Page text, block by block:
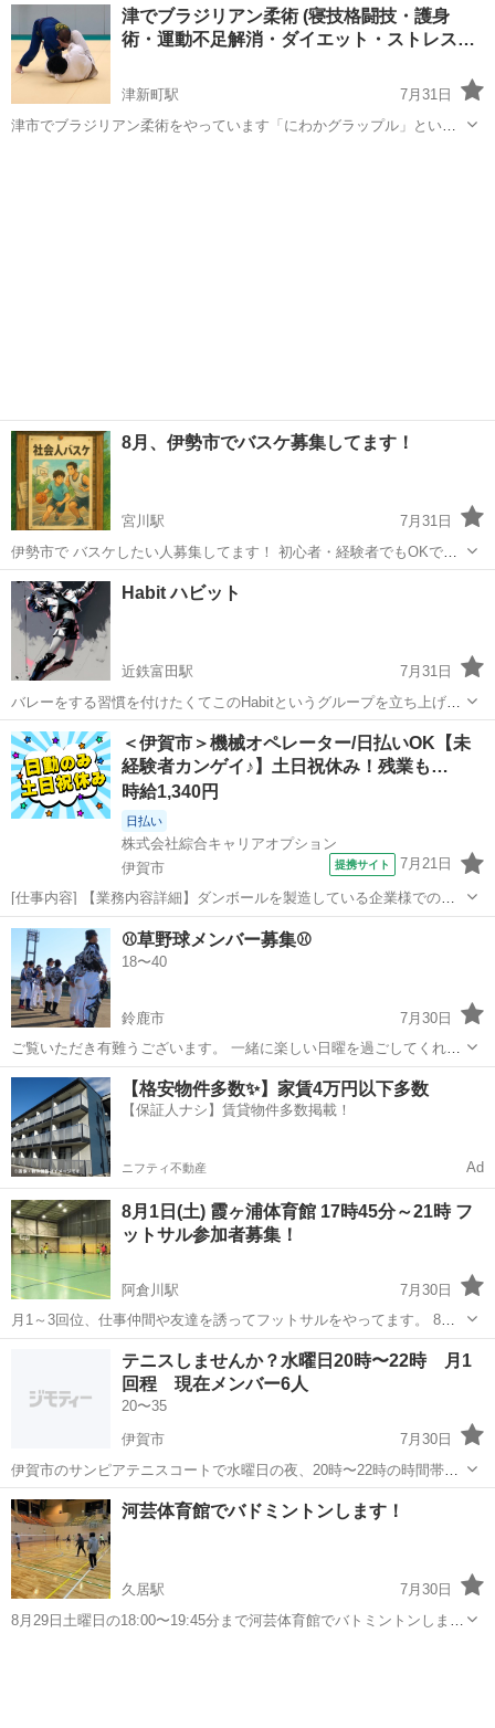
(`･ω･´)ｷﾘｯ 三重県伊賀市の 「タヌバス」で...
三重 伊賀市 バスケットボール バスケ
津でブラジリアン柔術 (寝技格闘技・護身
術・運動不足解消・ダイエット・ストレス…
津新町駅
7月31日
津市でブラジリアン柔術をやっています「にわかグラップル」という
8月、伊勢市でバスケ募集してます！
宮川駅
7月31日
伊勢市で バスケしたい人募集してます！ 初心者・経験者でもOKで
す。 最低限のマナーは守って下さい！ ガチガチではないので身体を動
かす目的でも大丈夫です！ 8月の日程ですが、 小俣総合体育館にて 3
日(月) 10日(月...
三重 伊勢市 バスケットボール
Habit ハビット
近鉄富田駅
7月31日
バレーをする習慣を付けたくてこのHabitというグループを立ち上げま
した。 自分自身バレーの経験は高校3年間のみなのでレベル的には初
心者〜経験年数3年程の経験者で集まってやりたいと思っています。
参加する際は経験の有無(有の...
三重 四日市市 近鉄富田駅 バレーボール
＜伊賀市＞機械オペレーター/日払いOK【未
経験者カンゲイ♪】土日祝休み！残業も…
時給1,340円
日払い
株式会社綜合キャリアオプション
伊賀市
提携サイト 7月21日
[仕事内容] 【業務内容詳細】ダンボールを製造している企業様でのお
仕事です。 下記業務をお任せいたします。 ・ダンボールの原料の機械
セットとオペレート・ダンボールシートをベルトに乗せる・印刷の版
を替える【取扱製品情報】ダンボ...
三重 伊賀市 工場
⚾️草野球メンバー募集⚾️
18〜40
鈴鹿市
7月30日
ご覧いただき有難うございます。 一緒に楽しい日曜を過ごしてくれる
選手・マネージャーさんを募集しております。 ■メンバー構成： 初心
者〜元プロ注選手まで幅広くいます！ ■活動地域： 活動地域のメイン
は鈴鹿市...
三重 鈴鹿市 野球 マネージャー
【格安物件多数✨】家賃4万円以下多数
【保証人ナシ】賃貸物件多数掲載！
ニフティ不動産 Ad
8月1日(土) 霞ヶ浦体育館 17時45分～21時 フ
ットサル参加者募集！
阿倉川駅
7月30日
月1～3回位、仕事仲間や友達を誘ってフットサルをやってます。 8月
第1回目は8月1日(土曜日)開催となります。 17時45分～21時00分、霞
ヶ浦体育館にて開催します。 体動かしたい方、日にち･時間が合えば
一緒にいかが...
阿倉川駅 フットサル 体育館
テニスしませんか？水曜日20時〜22時 月1
回程 現在メンバー6人
20〜35
伊賀市
7月30日
伊賀市のサンピアテニスコートで水曜日の夜、20時〜22時の時間帯
で、月1回程度、テニスをしています。 メンバーが固定化しており、
いろんな方とテニスをしたいので、ジモティーで募集させていただき
ます。 性別は問いません。現在の...
三重 伊賀市 その他
河芸体育館でバドミントンします！
久居駅
7月30日
8月29日土曜日の18:00〜19:45分まで河芸体育館でバトミントンしま